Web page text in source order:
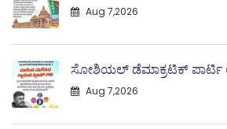
Aug 7,2026
ಸೋಶಿಯಲ್ ಡೆಮಾಕ್ರಟಿಕ್
Aug 7,2026